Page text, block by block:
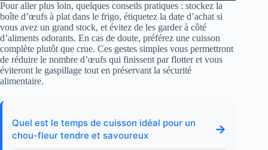
Pour aller plus loin, quelques conseils pratiques : stockez la
boîte d’œufs à plat dans le frigo, étiquetez la date d’achat si
vous avez un grand stock, et évitez de les garder à côté
d’aliments odorants. En cas de doute, préférez une cuisson
complète plutôt que crue. Ces gestes simples vous permettront
de réduire le nombre d’œufs qui finissent par flotter et vous
éviteront le gaspillage tout en préservant la sécurité
alimentaire.
Quel est le temps de cuisson idéal pour un
chou-fleur tendre et savoureux
→